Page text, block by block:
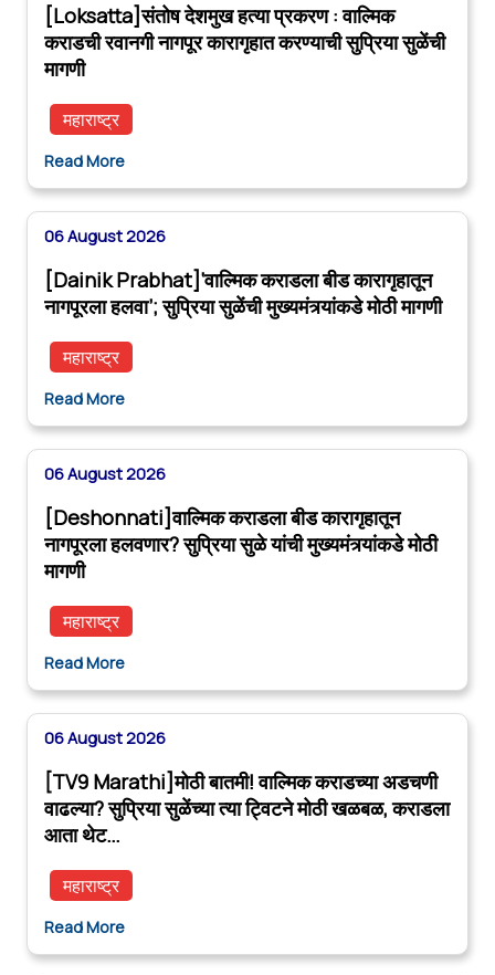
[Loksatta]संतोष देशमुख हत्या प्रकरण : वाल्मिक
कराडची रवानगी नागपूर कारागृहात करण्याची सुप्रिया सुळेंची
मागणी
महाराष्ट्र
Read More
06 August 2026
[Dainik Prabhat]‘वाल्मिक कराडला बीड कारागृहातून
नागपूरला हलवा’; सुप्रिया सुळेंची मुख्यमंत्र्यांकडे मोठी मागणी
महाराष्ट्र
Read More
06 August 2026
[Deshonnati]वाल्मिक कराडला बीड कारागृहातून
नागपूरला हलवणार? सुप्रिया सुळे यांची मुख्यमंत्र्यांकडे मोठी
मागणी
महाराष्ट्र
Read More
06 August 2026
[TV9 Marathi]मोठी बातमी! वाल्मिक कराडच्या अडचणी
वाढल्या? सुप्रिया सुळेंच्या त्या ट्विटने मोठी खळबळ, कराडला
आता थेट…
महाराष्ट्र
Read More